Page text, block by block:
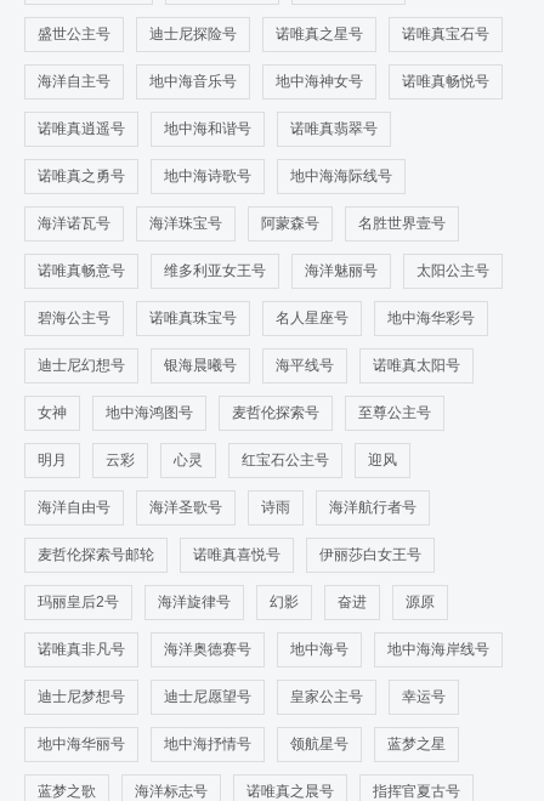
盛世公主号 迪士尼探险号 诺唯真之星号 诺唯真宝石号
海洋自主号 地中海音乐号 地中海神女号 诺唯真畅悦号
诺唯真逍遥号 地中海和谐号 诺唯真翡翠号
诺唯真之勇号 地中海诗歌号 地中海海际线号
海洋诺瓦号 海洋珠宝号 阿蒙森号 名胜世界壹号
诺唯真畅意号 维多利亚女王号 海洋魅丽号 太阳公主号
碧海公主号 诺唯真珠宝号 名人星座号 地中海华彩号
迪士尼幻想号 银海晨曦号 海平线号 诺唯真太阳号
女神 地中海鸿图号 麦哲伦探索号 至尊公主号
明月 云彩 心灵 红宝石公主号 迎风
海洋自由号 海洋圣歌号 诗雨 海洋航行者号
麦哲伦探索号邮轮 诺唯真喜悦号 伊丽莎白女王号
玛丽皇后2号 海洋旋律号 幻影 奋进 源原
诺唯真非凡号 海洋奥德赛号 地中海号 地中海海岸线号
迪士尼梦想号 迪士尼愿望号 皇家公主号 幸运号
地中海华丽号 地中海抒情号 领航星号 蓝梦之星
蓝梦之歌 海洋标志号 诺唯真之晨号 指挥官夏古号